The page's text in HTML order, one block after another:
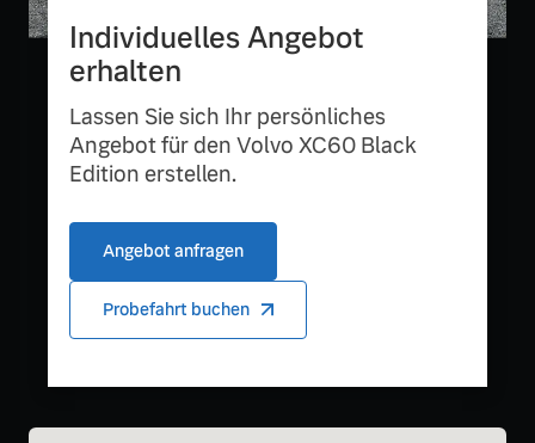
Individuelles Angebot
erhalten
Lassen Sie sich Ihr persönliches
Angebot für den Volvo XC60 Black
Edition erstellen.
Angebot anfragen
Probefahrt buchen